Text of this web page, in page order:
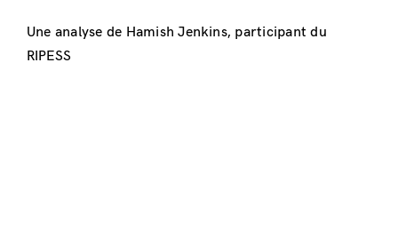
Une analyse de Hamish Jenkins, participant du
RIPESS